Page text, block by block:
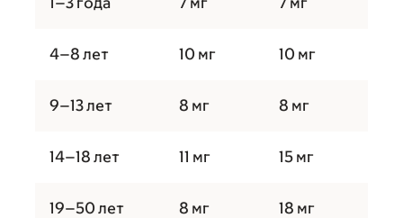
4–8 лет 10 мг 10 мг
9–13 лет 8 мг 8 мг
14–18 лет 11 мг 15 мг
19–50 лет 8 мг 18 мг